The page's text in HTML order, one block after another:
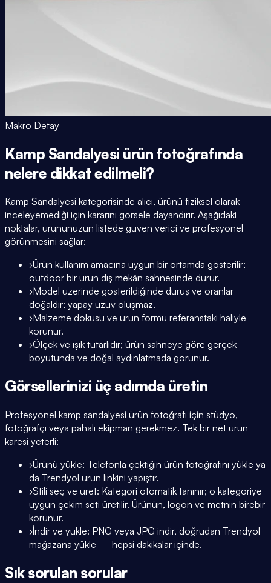
Makro Detay
Kamp Sandalyesi ürün fotoğrafında
nelere dikkat edilmeli?
Kamp Sandalyesi kategorisinde alıcı, ürünü fiziksel olarak
inceleyemediği için kararını görsele dayandırır. Aşağıdaki
noktalar, ürününüzün listede güven verici ve profesyonel
görünmesini sağlar:
›Ürün kullanım amacına uygun bir ortamda gösterilir;
outdoor bir ürün dış mekân sahnesinde durur.
›Model üzerinde gösterildiğinde duruş ve oranlar
doğaldır; yapay uzuv oluşmaz.
›Malzeme dokusu ve ürün formu referanstaki haliyle
korunur.
›Ölçek ve ışık tutarlıdır; ürün sahneye göre gerçek
boyutunda ve doğal aydınlatmada görünür.
Görsellerinizi üç adımda üretin
Profesyonel kamp sandalyesi ürün fotoğrafı için stüdyo,
fotoğrafçı veya pahalı ekipman gerekmez. Tek bir net ürün
karesi yeterli:
›Ürünü yükle: Telefonla çektiğin ürün fotoğrafını yükle ya
da Trendyol ürün linkini yapıştır.
›Stili seç ve üret: Kategori otomatik tanınır; o kategoriye
uygun çekim seti üretilir. Ürünün, logon ve metnin birebir
korunur.
›İndir ve yükle: PNG veya JPG indir, doğrudan Trendyol
mağazana yükle — hepsi dakikalar içinde.
Sık sorulan sorular